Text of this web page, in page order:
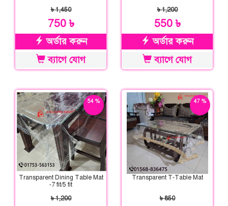
৳ 1,450
750 ৳
অর্ডার করুন
ব্যাগে যোগ
৳ 1,200
550 ৳
অর্ডার করুন
ব্যাগে যোগ
54 %
Transparent Dining Table Mat
-7 fit/5 fit
৳ 1,200
47 %
Transparent T-Table Mat
৳ 850